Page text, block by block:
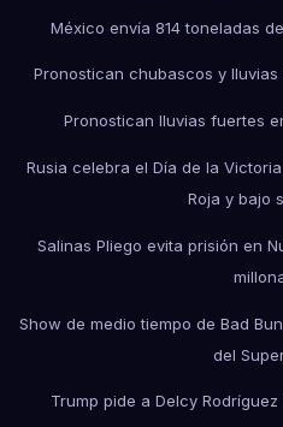
México envía 814 toneladas
Pronostican chubascos y
Pronostican lluvias fuertes
Rusia celebra el Día de la
Roja y bajo
Salinas Pliego evita prisión en
Show de medio tiempo de Bad
del
Trump pide a Delcy